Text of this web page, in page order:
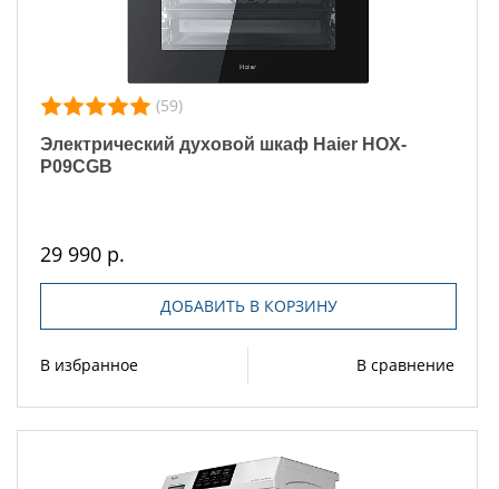
(59)
Электрический духовой шкаф Haier HOX-
P09CGB
29 990 р.
ДОБАВИТЬ В КОРЗИНУ
В избранное В сравнение